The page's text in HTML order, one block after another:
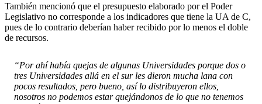
También mencionó que el presupuesto elaborado por el Poder
Legislativo no corresponde a los indicadores que tiene la UA de C,
pues de lo contrario deberían haber recibido por lo menos el doble
de recursos.
“Por ahí había quejas de algunas Universidades porque dos o
tres Universidades allá en el sur les dieron mucha lana con
pocos resultados, pero bueno, así lo distribuyeron ellos,
nosotros no podemos estar quejándonos de lo que no tenemos